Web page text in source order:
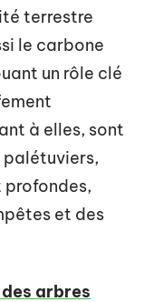
terrestre
le carbone
un rôle clé
à elles, sont
palétuviers,
profondes,
et des
arbres